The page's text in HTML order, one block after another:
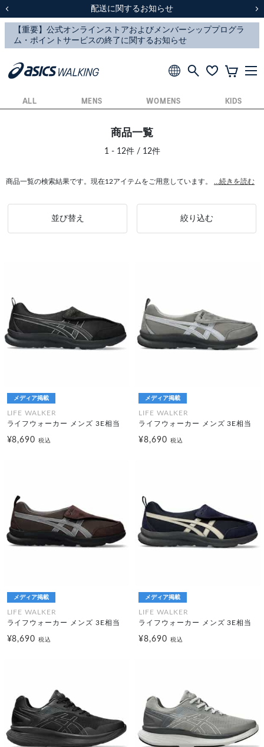
スクスク（SUKU2）価格改定のお知らせ
配送に関するお知らせ
スクスク（SUKU2）価格改定のお知らせ
配送に関するお知らせ
ALL MENS WOMENS KIDS
商品一覧
1 - 12件 / 12件
商品一覧の検索結果です。現在12アイテムをご用意しています。 ...続きを読む
並び替え 絞り込む
メディア掲載
LIFE WALKER
ライフウォーカー メンズ 3E相当
¥8,690税込
メディア掲載
LIFE WALKER
ライフウォーカー メンズ 3E相当
¥8,690 税込
メディア掲載
LIFE WALKER
ライフウォーカー メンズ 3E相当
¥8,690税込
メディア掲載
LIFE WALKER
ライフウォーカー メンズ 3E相当
¥8,690 税込